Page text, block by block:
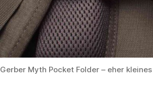
Gerber Myth Pocket Folder – eher